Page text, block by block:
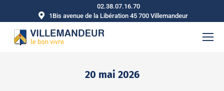
02.38.07.16.70
1Bis avenue de la Libération 45 700 Villemandeur
20 mai 2026